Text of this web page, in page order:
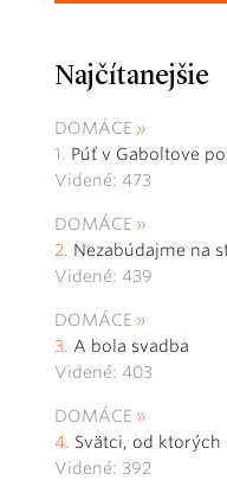
Najčítanejšie
DOMÁCE
Púť v Gaboltove
Videné: 473
DOMÁCE
Nezabúdajme na
Videné: 439
DOMÁCE
A bola svadba
Videné: 403
DOMÁCE
Svätci, od
Videné: 392